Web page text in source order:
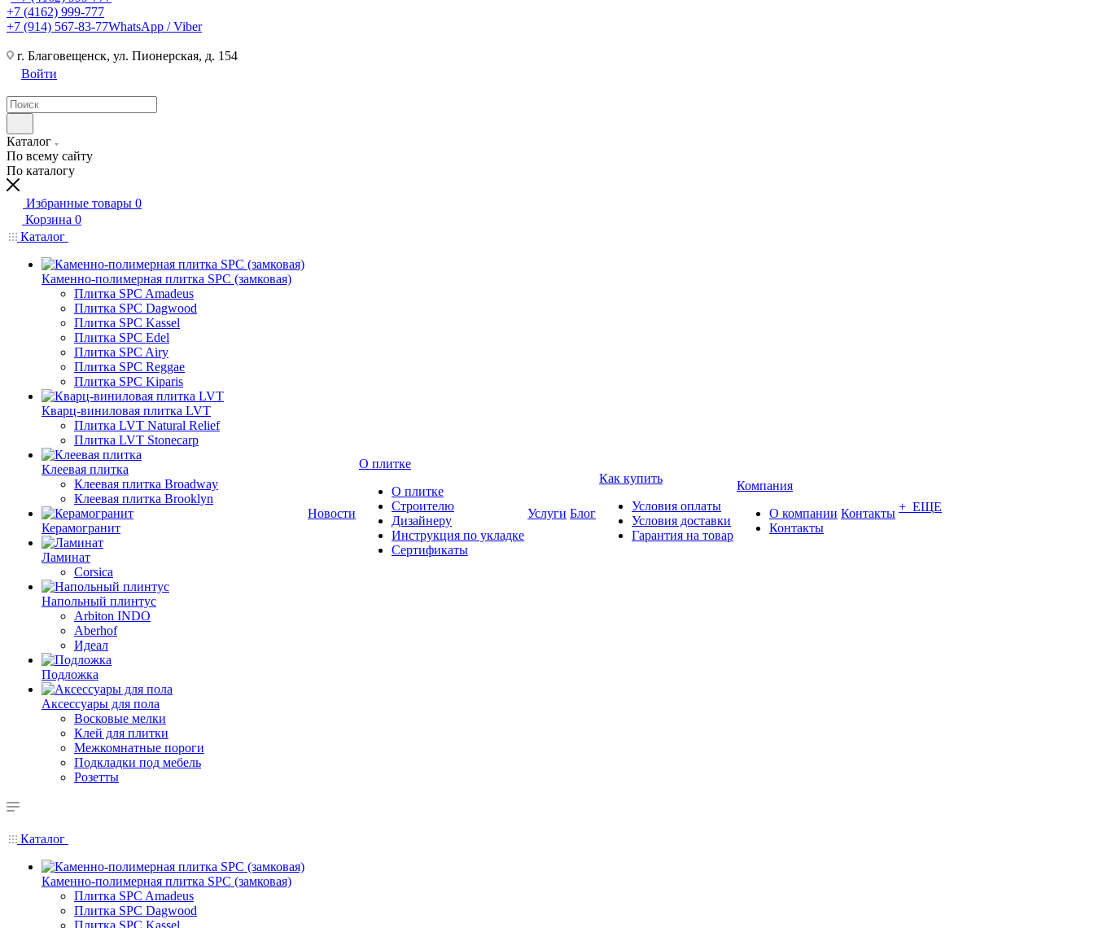
+7 (4162) 999-777
+7 (914) 567-83-77WhatsApp / Viber
г. Благовещенск, ул. Пионерская, д. 154
Войти
Каталог
По всему сайту
По каталогу
Избранные товары 0
Корзина 0
Каталог
Каменно-полимерная плитка SPC (замковая)
Плитка SPC Amadeus
Плитка SPC Dagwood
Плитка SPC Kassel
Плитка SPC Edel
Плитка SPC Airy
Плитка SPC Reggae
Плитка SPC Kiparis
Кварц-виниловая плитка LVT
Плитка LVT Natural Relief
Плитка LVT Stonecarp
Клеевая плитка
Клеевая плитка Broadway
Клеевая плитка Brooklyn
Керамогранит
Ламинат
Corsica
Напольный плинтус
Arbiton INDO
Aberhof
Идеал
Подложка
Аксессуары для пола
Восковые мелки
Клей для плитки
Межкомнатные пороги
Подкладки под мебель
Розетты
Новости
О плитке
О плитке
Строителю
Дизайнеру
Инструкция по укладке
Сертификаты
Услуги Блог
Как купить
Условия оплаты
Условия доставки
Гарантия на товар
Компания
О компании
Контакты
Контакты + ЕЩЕ
Каталог
Каменно-полимерная плитка SPC (замковая)
Плитка SPC Amadeus
Плитка SPC Dagwood
Плитка SPC Kassel